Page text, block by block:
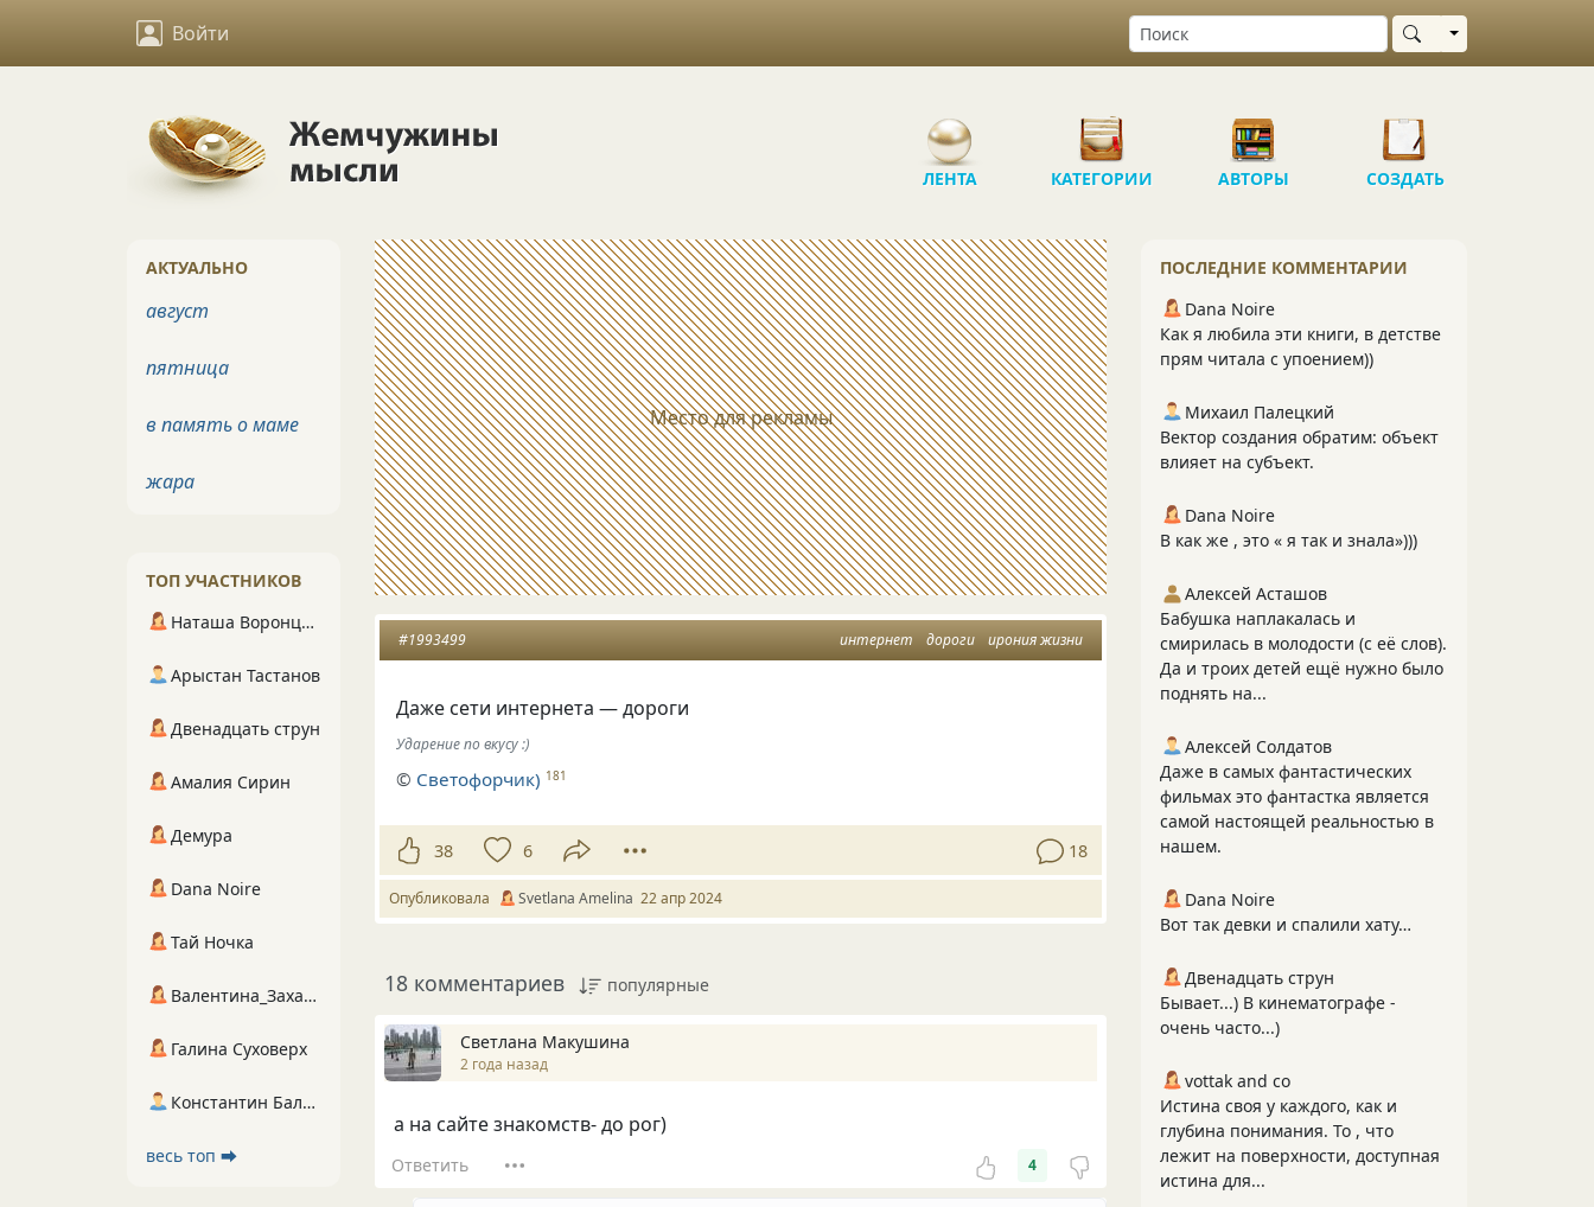
Войти Выбрать область
ЛЕНТА КАТЕГОРИИ АВТОРЫ СОЗДАТЬ
Место для рекламы
интернет дороги ирония жизни
#1993499
Даже сети интернета — дороги
Ударение по вкусу :)
© Светофорчик) 181
38 6 18
Опубликовала Svetlana Amelina 22 апр 2024
18 комментариев популярные
Светлана Макушина
2 года назад
а на сайте знакомств- до рог)
Ответить 4
ПОСЛЕДНИЕ КОММЕНТАРИИ
Dana Noire
Как я любила эти книги, в детстве
прям читала с упоением))
Михаил Палецкий
Вектор создания обратим: объект
влияет на субъект.
Dana Noire
В как же , это « я так и знала»)))
Алексей Асташов
Бабушка наплакалась и
смирилась в молодости (с её слов).
Да и троих детей ещё нужно было
поднять на...
Алексей Солдатов
Даже в самых фантастических
фильмах это фантастка является
самой настоящей реальностью в
нашем.
Dana Noire
Вот так девки и спалили хату…
Двенадцать струн
Бывает...) В кинематографе -
очень часто...)
vottak and co
Истина своя у каждого, как и
глубина понимания. То , что
лежит на поверхности, доступная
истина для...
АКТУАЛЬНО
август
пятница
в память о маме
жара
ТОП УЧАСТНИКОВ
Наташа Воронцова
Арыстан Тастанов
Двенадцать струн
Амалия Сирин
Демура
Dana Noire
Тай Ночка
Валентина_Захарова
Галина Суховерх
Константин Балухта
весь топ ⮕